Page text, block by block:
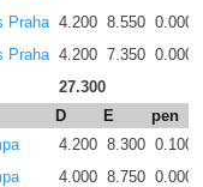
Praha 4.200 8.550 0.000
Praha 4.200 7.350 0.000
27.300
D E pen
4.200 8.300 0.100
4.000 8.750 0.000